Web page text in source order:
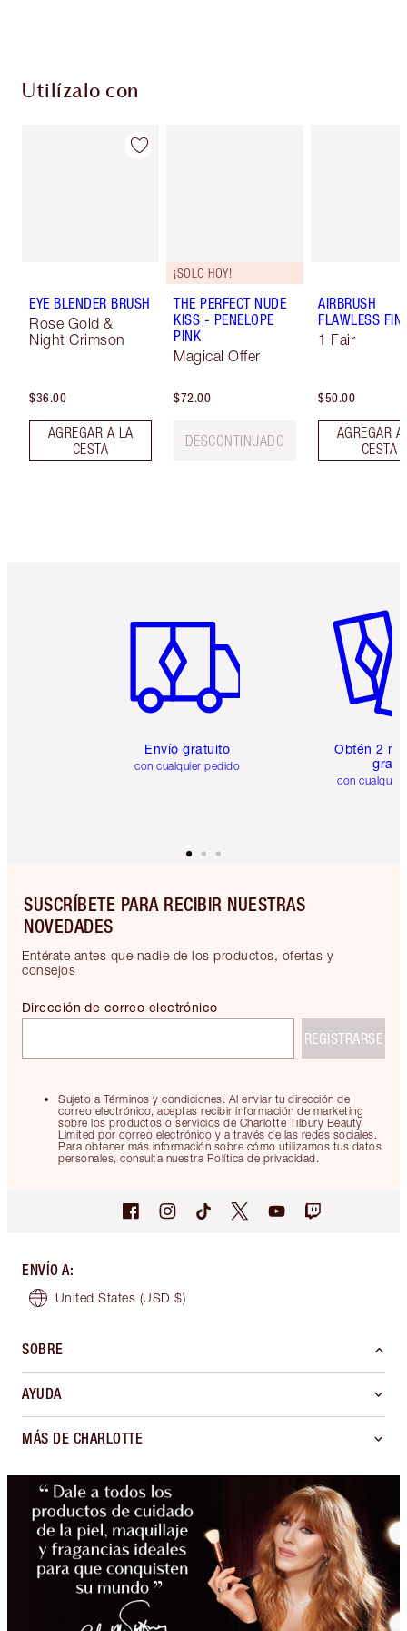
Utilízalo con
EYE BLENDER BRUSH
Rose Gold &
Night Crimson
$36.00
AGREGAR A LA
CESTA
¡SOLO HOY!
THE PERFECT NUDE
KISS - PENELOPE
PINK
Magical Offer
$72.00
DESCONTINUADO
AIRBRUSH
FLAWLESS
1 Fair
$50.00
AGREGAR
CESTA
Envío gratuito
con cualquier pedido
Obtén 2
gratis
con
SUSCRÍBETE PARA RECIBIR NUESTRAS
NOVEDADES
Entérate antes que nadie de los productos, ofertas y
consejos
Sujeto a Términos y condiciones. Al enviar tu dirección de
correo electrónico, aceptas recibir información de marketing
sobre los productos o servicios de Charlotte Tilbury Beauty
Limited por correo electrónico y a través de las redes sociales.
Para obtener más información sobre cómo utilizamos tus datos
personales, consulta nuestra Política de privacidad.
Dirección de correo electrónico
REGISTRARSE
ENVÍO A:
United States (USD $)
SOBRE
AYUDA
MÁS DE CHARLOTTE